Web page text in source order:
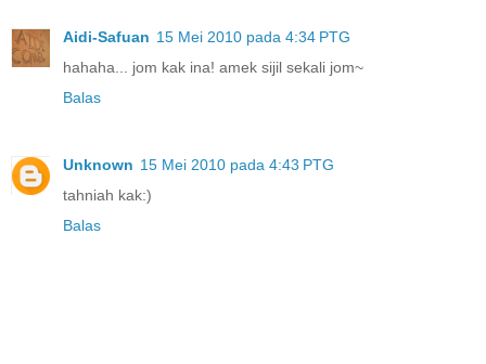
Aidi-Safuan 15 Mei 2010 pada 4:34 PTG
hahaha... jom kak ina! amek sijil sekali jom~
Balas
Unknown 15 Mei 2010 pada 4:43 PTG
tahniah kak:)
Balas